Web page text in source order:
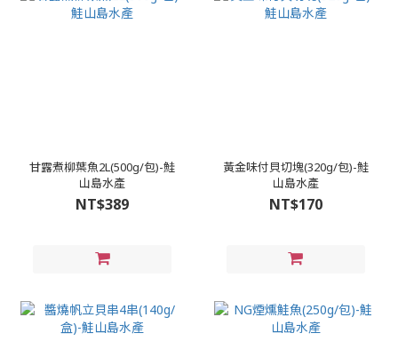
甘露煮柳葉魚2L(500g/包)-鮭
山島水產
NT$389
黃金味付貝切塊(320g/包)-鮭
山島水產
NT$170